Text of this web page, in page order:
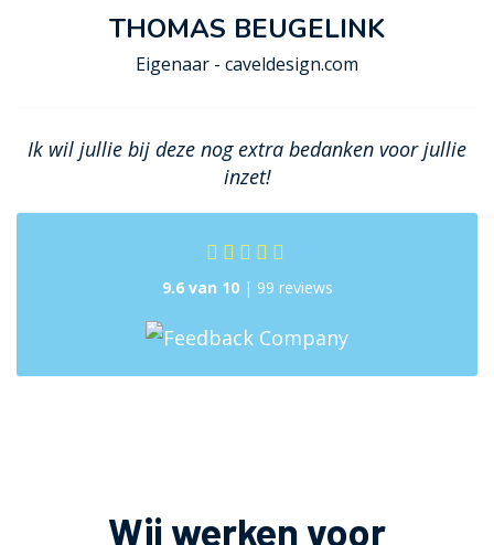
THOMAS BEUGELINK
Eigenaar - caveldesign.com
Ik wil jullie bij deze nog extra bedanken voor jullie
inzet!
9.6 van 10| 99 reviews
Wij werken voor